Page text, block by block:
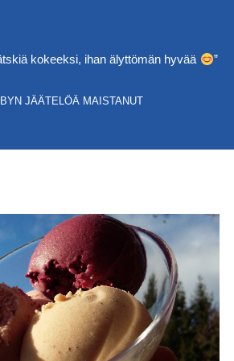
kokeeksi, ihan älyttömän hyvää ”
JÄÄTELÖÄ MAISTANUT